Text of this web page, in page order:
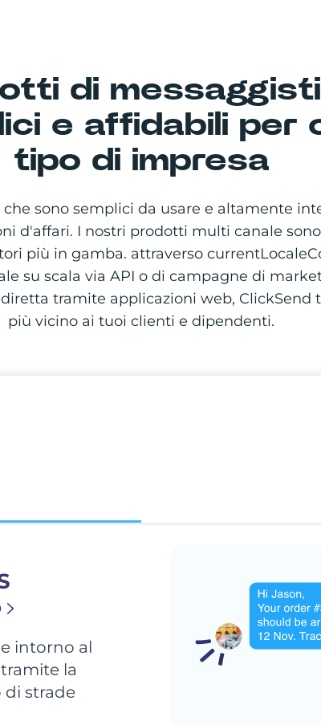
di
e affidabili per
tipo di impresa
sono semplici da usare e altamente
d'affari. I nostri prodotti multi canale
più in gamba. attraverso
su scala via API o di campagne di
tramite applicazioni web, ClickSend
più vicino ai tuoi clienti e dipendenti.
intorno al
la
di strade